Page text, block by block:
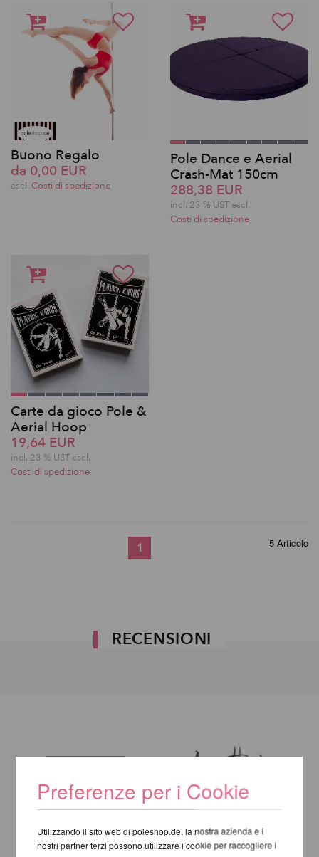
Buono Regalo
da 0,00 EUR
escl. Costi di spedizione
Pole Dance e Aerial
Crash-Mat 150cm
288,38 EUR
incl. 23 % UST escl.
Costi di spedizione
Carte da gioco Pole &
Aerial Hoop
19,64 EUR
incl. 23 % UST escl.
Costi di spedizione
1 5 Articolo
RECENSIONI
Preferenze per i Cookie
Utilizzando il sito web di poleshop.de, la nostra azienda e i
nostri partner terzi possono utilizzare i cookie per raccogliere i